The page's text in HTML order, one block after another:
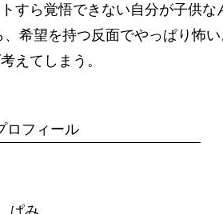
すら覚悟できない自分が子供
希望を持つ反面でやっぱり怖
えてしまう。
ロフィール
ぱみ。